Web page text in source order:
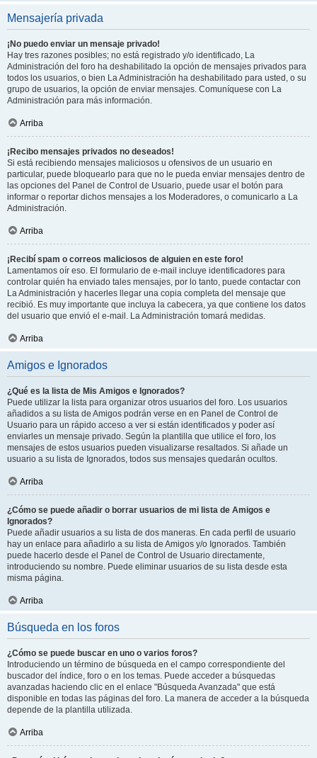
Mensajería privada
¡No puedo enviar un mensaje privado!
Hay tres razones posibles; no está registrado y/o identificado, La
Administración del foro ha deshabilitado la opción de mensajes privados para
todos los usuarios, o bien La Administración ha deshabilitado para usted, o su
grupo de usuarios, la opción de enviar mensajes. Comuníquese con La
Administración para más información.
Arriba
¡Recibo mensajes privados no deseados!
Si está recibiendo mensajes maliciosos u ofensivos de un usuario en
particular, puede bloquearlo para que no le pueda enviar mensajes dentro de
las opciones del Panel de Control de Usuario, puede usar el botón para
informar o reportar dichos mensajes a los Moderadores, o comunicarlo a La
Administración.
Arriba
¡Recibí spam o correos maliciosos de alguien en este foro!
Lamentamos oír eso. El formulario de e-mail incluye identificadores para
controlar quién ha enviado tales mensajes, por lo tanto, puede contactar con
La Administración y hacerles llegar una copia completa del mensaje que
recibió. Es muy importante que incluya la cabecera, ya que contiene los datos
del usuario que envió el e-mail. La Administración tomará medidas.
Arriba
Amigos e Ignorados
¿Qué es la lista de Mis Amigos e Ignorados?
Puede utilizar la lista para organizar otros usuarios del foro. Los usuarios
añadidos a su lista de Amigos podrán verse en en Panel de Control de
Usuario para un rápido acceso a ver si están identificados y poder así
enviarles un mensaje privado. Según la plantilla que utilice el foro, los
mensajes de estos usuarios pueden visualizarse resaltados. Si añade un
usuario a su lista de Ignorados, todos sus mensajes quedarán ocultos.
Arriba
¿Cómo se puede añadir o borrar usuarios de mi lista de Amigos e
Ignorados?
Puede añadir usuarios a su lista de dos maneras. En cada perfil de usuario
hay un enlace para añadirlo a su lista de Amigos y/o Ignorados. También
puede hacerlo desde el Panel de Control de Usuario directamente,
introduciendo su nombre. Puede eliminar usuarios de su lista desde esta
misma página.
Arriba
Búsqueda en los foros
¿Cómo se puede buscar en uno o varios foros?
Introduciendo un término de búsqueda en el campo correspondiente del
buscador del índice, foro o en los temas. Puede acceder a búsquedas
avanzadas haciendo clic en el enlace "Búsqueda Avanzada" que está
disponible en todas las páginas del foro. La manera de acceder a la búsqueda
depende de la plantilla utilizada.
Arriba